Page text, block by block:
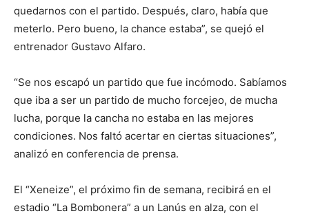
quedarnos con el partido. Después, claro, había que
meterlo. Pero bueno, la chance estaba”, se quejó el
entrenador Gustavo Alfaro.
“Se nos escapó un partido que fue incómodo. Sabíamos
que iba a ser un partido de mucho forcejeo, de mucha
lucha, porque la cancha no estaba en las mejores
condiciones. Nos faltó acertar en ciertas situaciones”,
analizó en conferencia de prensa.
El “Xeneize”, el próximo fin de semana, recibirá en el
estadio “La Bombonera” a un Lanús en alza, con el